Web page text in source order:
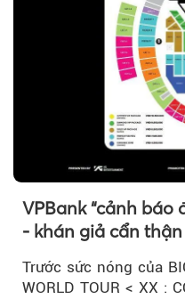
VPBank “cảnh báo
- khán giả cẩn
Trước sức nóng của
WORLD TOUR < XX :